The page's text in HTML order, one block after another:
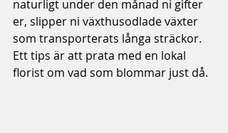
naturligt under den månad ni gifter
er, slipper ni växthusodlade växter
som transporterats långa sträckor.
Ett tips är att prata med en lokal
florist om vad som blommar just då.